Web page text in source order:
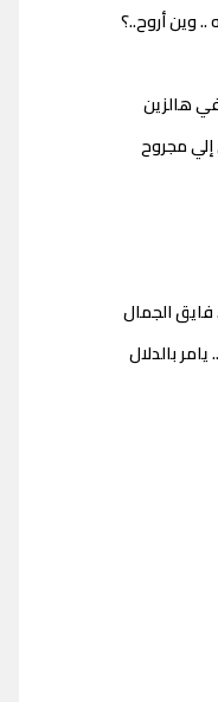
وين أروح..؟
هالزين
مجروح
الجمال
بالدلال